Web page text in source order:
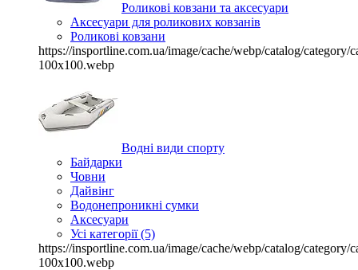
Роликові ковзани та аксесуари
Аксесуари для роликових ковзанів
Роликові ковзани
https://insportline.com.ua/image/cache/webp/catalog/category/
100x100.webp
Водні види спорту
Байдарки
Човни
Дайвінг
Водонепроникні сумки
Аксесуари
Усі категорії (5)
https://insportline.com.ua/image/cache/webp/catalog/category/
100x100.webp